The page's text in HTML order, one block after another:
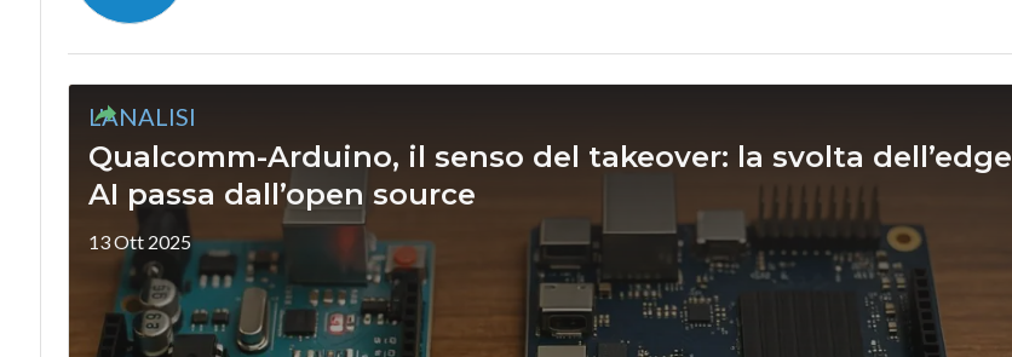
L'ANALISI
Qualcomm-Arduino, il senso del takeover: la svolta dell’edge
AI passa dall’open source
13 Ott 2025